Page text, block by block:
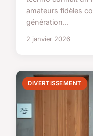
amateurs fidèles
génération...
2 janvier 2026
DIVERTISSEMENT